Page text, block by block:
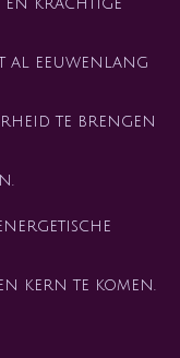
al eeuwenlang
te brengen
kern te komen.